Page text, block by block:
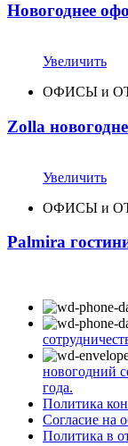
Новогоднее
Увеличить
ОФИСЫ и
Zolla
Увеличить
ОФИСЫ и
Palmira
новогодний
года.
Политика
Согласие на
Политика в